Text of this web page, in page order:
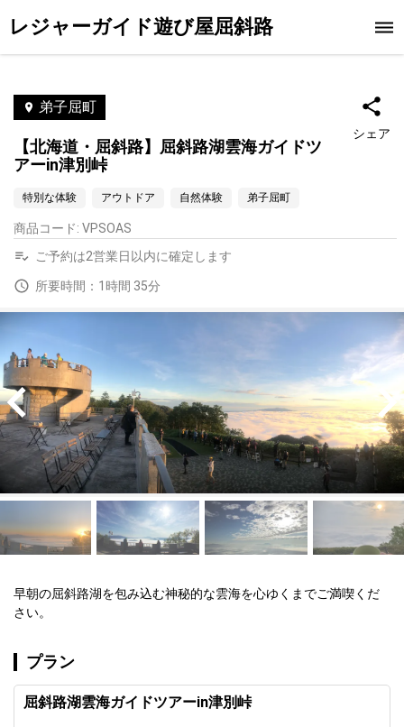
レジャーガイド遊び屋屈斜路
弟子屈町
【北海道・屈斜路】屈斜路湖雲海ガイドツ
アーin津別峠
シェア
特別な体験 アウトドア 自然体験 弟子屈町
商品コード: VPSOAS
ご予約は2営業日以内に確定します
所要時間：1時間 35分
早朝の屈斜路湖を包み込む神秘的な雲海を心ゆくまでご満喫くだ
さい。
プラン
屈斜路湖雲海ガイドツアーin津別峠